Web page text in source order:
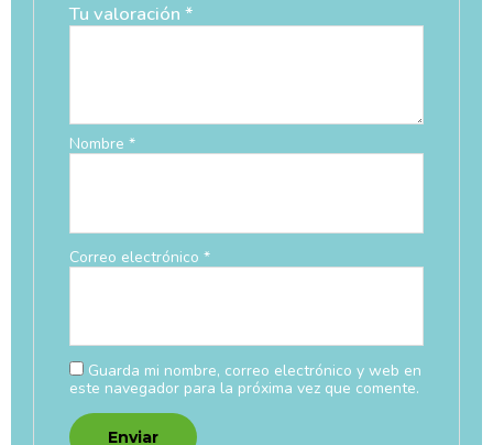
Tu valoración *
Nombre *
Correo electrónico *
Guarda mi nombre, correo electrónico y web en
este navegador para la próxima vez que comente.